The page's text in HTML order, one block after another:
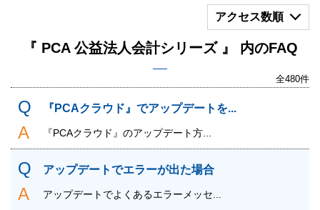
アクセス数順
『 PCA 公益法人会計シリーズ 』 内のFAQ
全480件
『PCAクラウド』でアップデートを...
『PCAクラウド』のアップデート方...
アップデートでエラーが出た場合
アップデートでよくあるエラーメッセ...